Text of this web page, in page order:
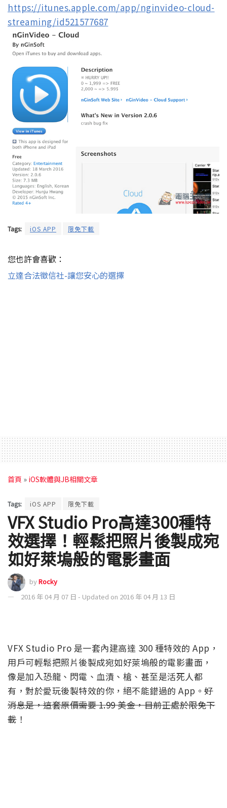
https://itunes.apple.com/app/nginvideo-cloud-
streaming/id521577687
Tags: iOS APP 限免下載
您也許會喜歡：
立達合法徵信社-讓您安心的選擇
首頁 » iOS軟體與JB相關文章
Tags: iOS APP 限免下載
VFX Studio Pro高達300種特
效選擇！輕鬆把照片後製成宛
如好萊塢般的電影畫面
byRocky
2016 年 04 月 07 日 - Updated on 2016 年 04 月 13 日
VFX Studio Pro 是一套內建高達 300 種特效的 App，
用戶可輕鬆把照片後製成宛如好萊塢般的電影畫面，
像是加入恐龍、閃電、血漬、槍、甚至是活死人都
有，對於愛玩後製特效的你，絕不能錯過的 App。 好
消息是，這套原價需要 1.99 美金，目前正處於限免下
載！